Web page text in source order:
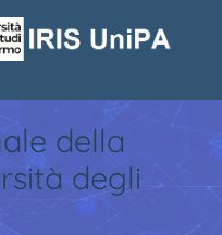
della
degli